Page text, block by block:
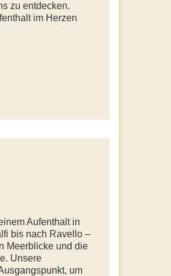
zu entdecken.
im Herzen
Aufenthalt in
bis nach Ravello –
Meerblicke und die
Unsere
um